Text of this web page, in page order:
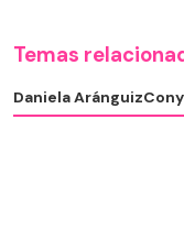
Temas
Daniela Aránguiz